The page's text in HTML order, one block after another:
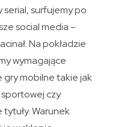
surfujemy po
social media –
Na pokładzie
wymagające
gry mobilne takie jak
czy
Warunek